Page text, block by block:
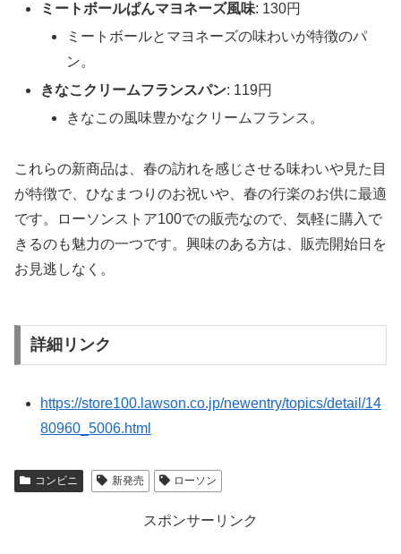
ミートボールぱんマヨネーズ風味: 130円
ミートボールとマヨネーズの味わいが特徴のパ
ン。
きなこクリームフランスパン: 119円
きなこの風味豊かなクリームフランス。
これらの新商品は、春の訪れを感じさせる味わいや見た目
が特徴で、ひなまつりのお祝いや、春の行楽のお供に最適
です。ローソンストア100での販売なので、気軽に購入で
きるのも魅力の一つです。興味のある方は、販売開始日を
お見逃しなく。
詳細リンク
https://store100.lawson.co.jp/newentry/topics/detail/14
80960_5006.html
コンビニ 新発売 ローソン
スポンサーリンク